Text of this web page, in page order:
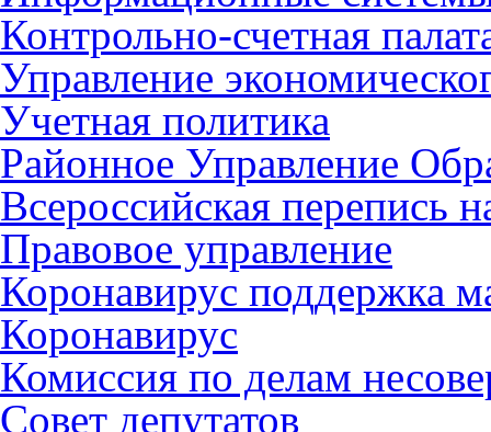
Контрольно-счетная
Управление
Учетная политика
Районное Управление
Всероссийская перепись
Правовое управление
Коронавирус поддержка
Коронавирус
Комиссия по делам
Совет депутатов